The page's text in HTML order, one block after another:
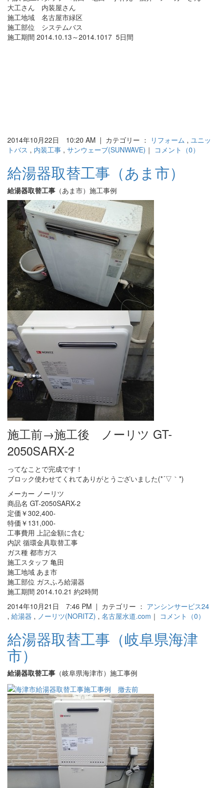
大工さん 内装屋さん
施工地域 名古屋市緑区
施工部位 システムバス
施工期間 2014.10.13～2014.1017 5日間
2014年10月22日 10:20 AM | カテゴリー ： リフォーム , ユニッ
トバス , 内装工事 , サンウェーブ(SUNWAVE) ｜ コメント（0）
給湯器取替工事（あま市）
給湯器取替工事 （あま市）施工事例
施工前→施工後 ノーリツ GT-
2050SARX-2
ってなことで完成です！
ブロック使わせてくれてありがとうございました(*´▽｀*)
メーカー ノーリツ
商品名 GT-2050SARX-2
定価￥302,400-
特価￥131,000-
工事費用 上記金額に含む
内訳 循環金具取替工事
ガス種 都市ガス
施工スタッフ 亀田
施工地域 あま市
施工部位 ガスふろ給湯器
施工期間 2014.10.21 約2時間
2014年10月21日 7:46 PM | カテゴリー ： アンシンサービス24
, 給湯器 , ノーリツ(NORITZ) , 名古屋水道.com ｜ コメント（0）
給湯器取替工事（岐阜県海津
市）
給湯器取替工事 （岐阜県海津市）施工事例